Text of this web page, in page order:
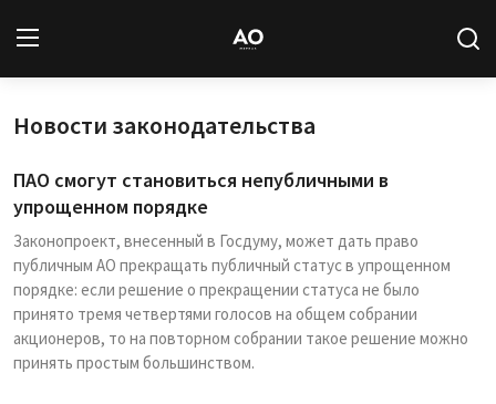
Вход Регистрация
Новости
Статьи
Авторы
Архив
Новости законодательства
ПАО смогут становиться непубличными в
упрощенном порядке
Законопроект, внесенный в Госдуму, может дать право
публичным АО прекращать публичный статус в упрощенном
порядке: если решение о прекращении статуса не было
принято тремя четвертями голосов на общем собрании
акционеров, то на повторном собрании такое решение можно
принять простым большинством.